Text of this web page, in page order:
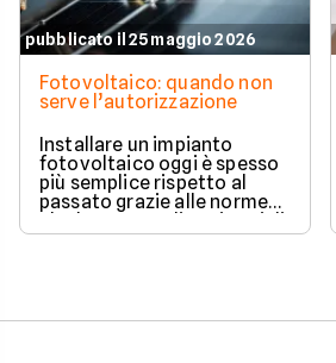
pubblicato il 25 maggio 2026
Fotovoltaico: quando non
serve l’autorizzazione
Installare un impianto
fotovoltaico oggi è spesso
più semplice rispetto al
passato grazie alle norme
che hanno ampliato i casi di
edilizia libera.